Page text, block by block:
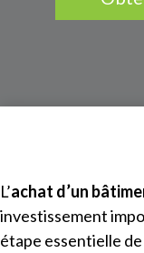
L’achat d’un
investissement
étape essentielle